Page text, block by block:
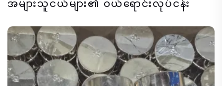
အများသူငယ်များ၏ ဝယ်ရောင်းလုပ်ငန်း